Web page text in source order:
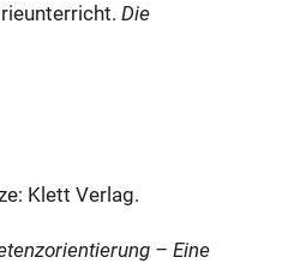
Die
Klett Verlag.
– Eine